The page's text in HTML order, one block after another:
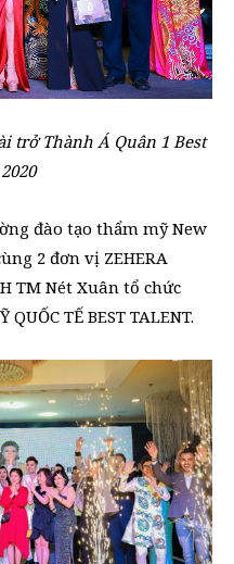
trở Thành Á Quân 1 Best
đào tạo thẩm mỹ New
2 đơn vị ZEHERA
TM Nét Xuân tổ chức
QUỐC TẾ BEST TALENT.